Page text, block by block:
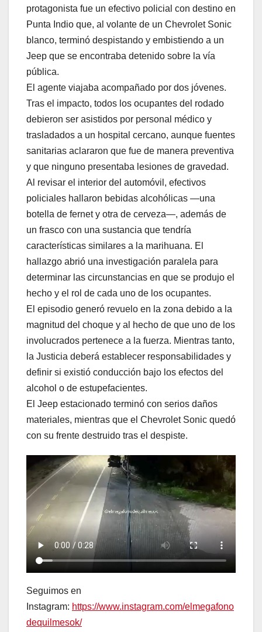
protagonista fue un efectivo policial con destino en
Punta Indio que, al volante de un Chevrolet Sonic
blanco, terminó despistando y embistiendo a un
Jeep que se encontraba detenido sobre la vía
pública.
El agente viajaba acompañado por dos jóvenes.
Tras el impacto, todos los ocupantes del rodado
debieron ser asistidos por personal médico y
trasladados a un hospital cercano, aunque fuentes
sanitarias aclararon que fue de manera preventiva
y que ninguno presentaba lesiones de gravedad.
Al revisar el interior del automóvil, efectivos
policiales hallaron bebidas alcohólicas —una
botella de fernet y otra de cerveza—, además de
un frasco con una sustancia que tendría
características similares a la marihuana. El
hallazgo abrió una investigación paralela para
determinar las circunstancias en que se produjo el
hecho y el rol de cada uno de los ocupantes.
El episodio generó revuelo en la zona debido a la
magnitud del choque y al hecho de que uno de los
involucrados pertenece a la fuerza. Mientras tanto,
la Justicia deberá establecer responsabilidades y
definir si existió conducción bajo los efectos del
alcohol o de estupefacientes.
El Jeep estacionado terminó con serios daños
materiales, mientras que el Chevrolet Sonic quedó
con su frente destruido tras el despiste.
Seguimos en
Instagram: https://www.instagram.com/elmegafono
dequilmesok/